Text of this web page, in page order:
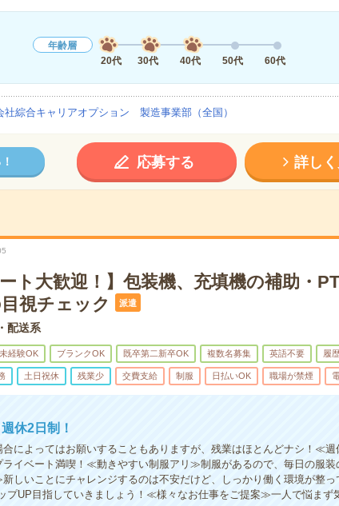
年齢層
20代
30代 40代 50代 60代
社綜合キャリアオプション 製造事業部（全国）
応募する 詳し
ト大歓迎！】包装機、充填機の補助・
視チェック
派遣
配送系
経験OK ブランクOK 既卒第二新卒OK 複数名募集 英語不要 履
土日祝休 残業少 交費支給 制服 日払いOK 職場が禁煙
休2日制！
によってはお願いすることもありますが、残業はほとんどナシ！≪
ライベート満喫！≪動きやすい制服アリ≫制服があるので、毎日の服
しいことにチャレンジするのは不安だけど、しっかり働く環境が整っ
プUP目指していきましょう！≪様々なお仕事をご提案≫一人で悩まず